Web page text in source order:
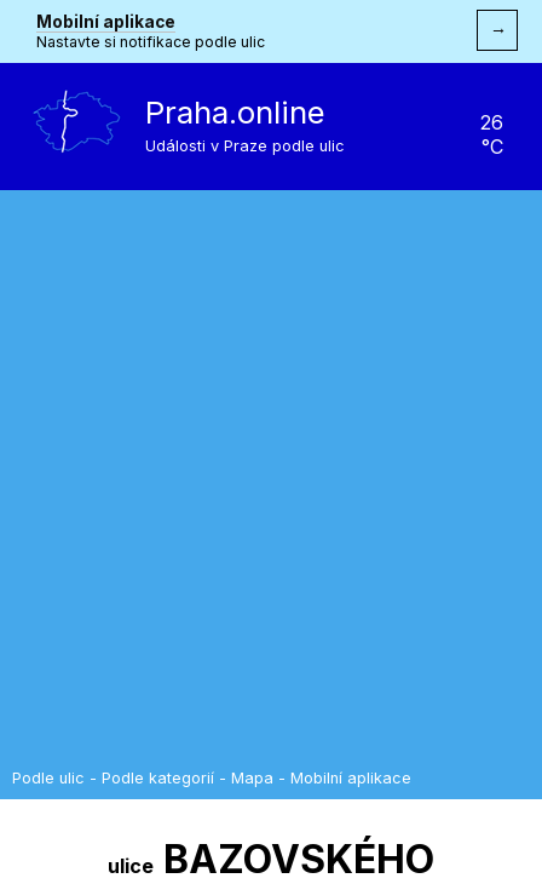
Mobilní aplikace
Nastavte si notifikace podle ulic
→
Praha.online
Události v Praze podle ulic
26
°C
Podle ulic - Podle kategorií - Mapa - Mobilní aplikace
ulice BAZOVSKÉHO